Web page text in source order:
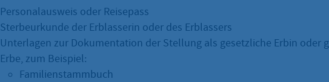
Personalausweis oder Reisepass
Sterbeurkunde der Erblasserin oder des Erblassers
Unterlagen zur Dokumentation der Stellung als gesetzliche Erbin oder
Erbe, zum Beispiel:
Familienstammbuch